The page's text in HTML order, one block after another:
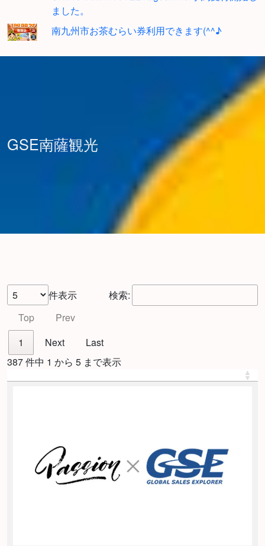
ました。
南九州市お茶むらい券利用できます(^^♪
GSE南薩観光
件表示
検索:
Top
Prev
1
Next
Last
387 件中 1 から 5 まで表示